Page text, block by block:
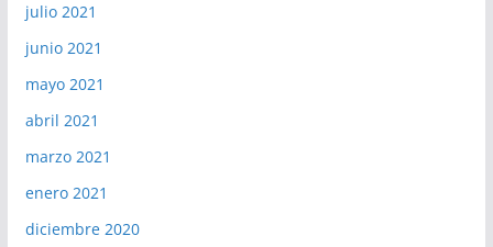
julio 2021
junio 2021
mayo 2021
abril 2021
marzo 2021
enero 2021
diciembre 2020